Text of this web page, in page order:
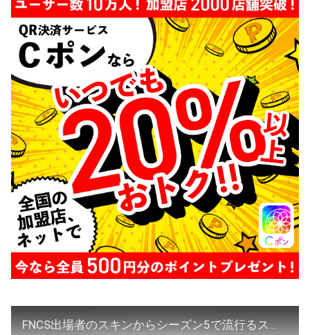
FNCS出場者のスキンからシーズン5で流行るスキンと猛者スキン予想してみた！【フォートナイト】